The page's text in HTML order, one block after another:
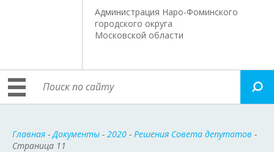
Администрация Наро-Фоминского
городского округа
Московской области
Главная -Документы - 2020 - Решения Совета депутатов -
Страница 11